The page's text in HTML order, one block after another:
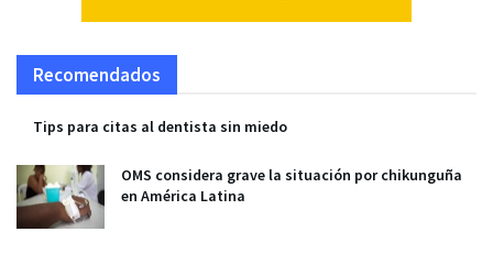
Recomendados
Tips para citas al dentista sin miedo
OMS considera grave la situación por chikunguña
en América Latina